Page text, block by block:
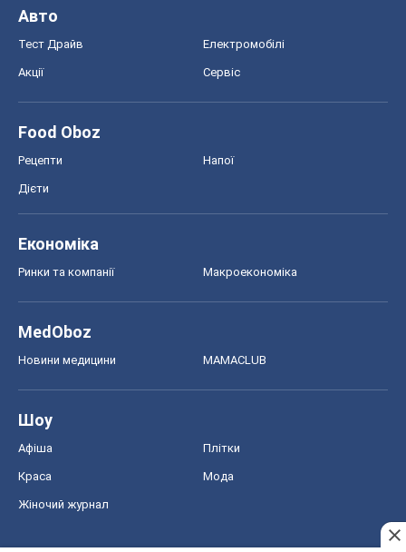
Авто
Тест Драйв Електромобілі
Акції Сервіс
Food Oboz
Рецепти Напої
Дієти
Економіка
Ринки та компанії Макроекономіка
MedOboz
Новини медицини MAMACLUB
Шоу
Афіша Плітки
Краса Мода
Жіночий журнал